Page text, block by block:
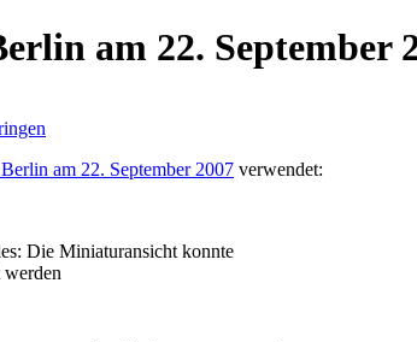
am 22. September
am 22. September 2007 verwendet:
Die Miniaturansicht konnte
werden